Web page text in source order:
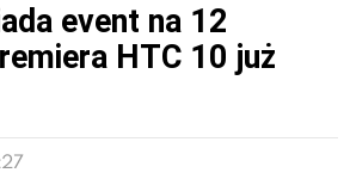
event na 12
HTC 10 już